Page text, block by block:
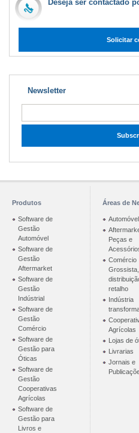
Deseja ser contactado
Solicitar
Newsletter
Produtos
Software de
Gestão
Automóvel
Software de
Gestão
Aftermarket
Software de
Gestão
Indústrial
Software de
Gestão
Comércio
Software de
Gestão para
Óticas
Software de
Gestão
Cooperativas
Agrícolas
Software de
Gestão para
Livros e
Áreas de
Automóvel
Peças e
Comércio
Grossista,
retalho
Indústria
Agrícolas
Lojas de
Livrarias
Jornais e